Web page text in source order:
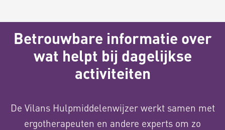
Betrouwbare informatie over
wat helpt bij dagelijkse
activiteiten
De Vilans Hulpmiddelenwijzer werkt samen met
ergotherapeuten en andere experts om zo